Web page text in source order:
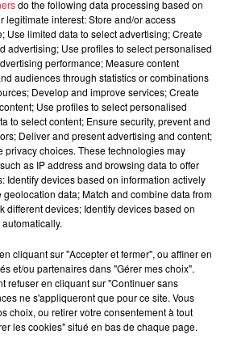
brune sort des robinets
do the following data processing based on
legitimate interest: Store and/or access
Use limited data to select advertising; Create
advertising; Use profiles to select personalised
performance; Measure content
audiences through statistics or combinations
Develop and improve services; Create
Use profiles to select personalised
to select content; Ensure security, prevent and
Deliver and present advertising and content;
privacy choices. These technologies may
as IP address and browsing data to offer
Identify devices based on information actively
data; Match and combine data from
different devices; Identify devices based on
cliquant sur "Accepter et fermer", ou affiner en
et/ou partenaires dans "Gérer mes choix".
refuser en cliquant sur "Continuer sans
ne s'appliqueront que pour ce site. Vous
choix, ou retirer votre consentement à tout
les cookies" situé en bas de chaque page.